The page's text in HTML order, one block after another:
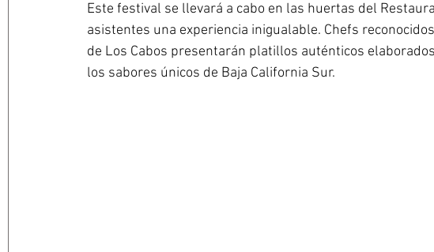
Este festival se llevará a cabo en las huertas del
asistentes una experiencia inigualable. Chefs
de Los Cabos presentarán platillos auténticos
los sabores únicos de Baja California Sur.